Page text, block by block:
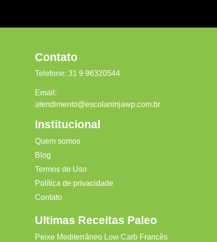
Contato
Telefone: 31 9 96320544
Email:
atendimento@escolaninjawp.com.br
Institucional
Quem somos
Blog
Termos de Uso
Política de privacidade
Contato
Ultimas Receitas Paleo
Peixe Mediterrâneo Low Carb Francês